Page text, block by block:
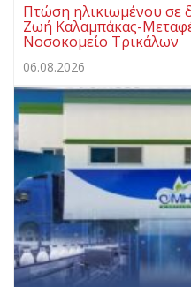
Πτώση ηλικιωμένου σε
Ζωή Καλαμπάκας-
Νοσοκομείο Τρικάλων
06.08.2026